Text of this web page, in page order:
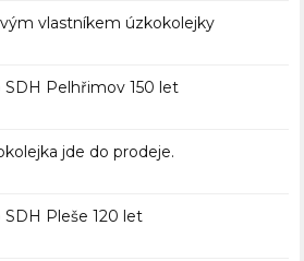
vlastníkem úzkokolejky
Pelhřimov 150 let
jde do prodeje.
Pleše 120 let